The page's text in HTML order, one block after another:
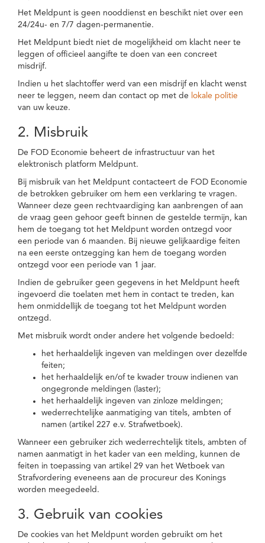
Het Meldpunt is geen nooddienst en beschikt niet over een
24/24u- en 7/7 dagen-permanentie.
Het Meldpunt biedt niet de mogelijkheid om klacht neer te
leggen of officieel aangifte te doen van een concreet
misdrijf.
Indien u het slachtoffer werd van een misdrijf en klacht wenst
neer te leggen, neem dan contact op met de lokale politie
van uw keuze.
2. Misbruik
De FOD Economie beheert de infrastructuur van het
elektronisch platform Meldpunt.
Bij misbruik van het Meldpunt contacteert de FOD Economie
de betrokken gebruiker om hem een verklaring te vragen.
Wanneer deze geen rechtvaardiging kan aanbrengen of aan
de vraag geen gehoor geeft binnen de gestelde termijn, kan
hem de toegang tot het Meldpunt worden ontzegd voor
een periode van 6 maanden. Bij nieuwe gelijkaardige feiten
na een eerste ontzegging kan hem de toegang worden
ontzegd voor een periode van 1 jaar.
Indien de gebruiker geen gegevens in het Meldpunt heeft
ingevoerd die toelaten met hem in contact te treden, kan
hem onmiddellijk de toegang tot het Meldpunt worden
ontzegd.
Met misbruik wordt onder andere het volgende bedoeld:
het herhaaldelijk ingeven van meldingen over dezelfde
feiten;
het herhaaldelijk en/of te kwader trouw indienen van
ongegronde meldingen (laster);
het herhaaldelijk ingeven van zinloze meldingen;
wederrechtelijke aanmatiging van titels, ambten of
namen (artikel 227 e.v. Strafwetboek).
Wanneer een gebruiker zich wederrechtelijk titels, ambten of
namen aanmatigt in het kader van een melding, kunnen de
feiten in toepassing van artikel 29 van het Wetboek van
Strafvordering eveneens aan de procureur des Konings
worden meegedeeld.
3. Gebruik van cookies
De cookies van het Meldpunt worden gebruikt om het